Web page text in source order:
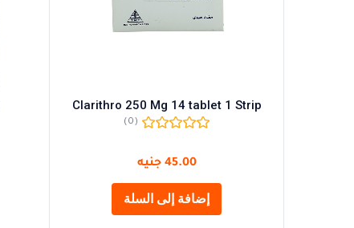
Clarithro 250 Mg 14 tablet 1 Strip
(0)
45.00 جنيه
إضافة إلى السلة